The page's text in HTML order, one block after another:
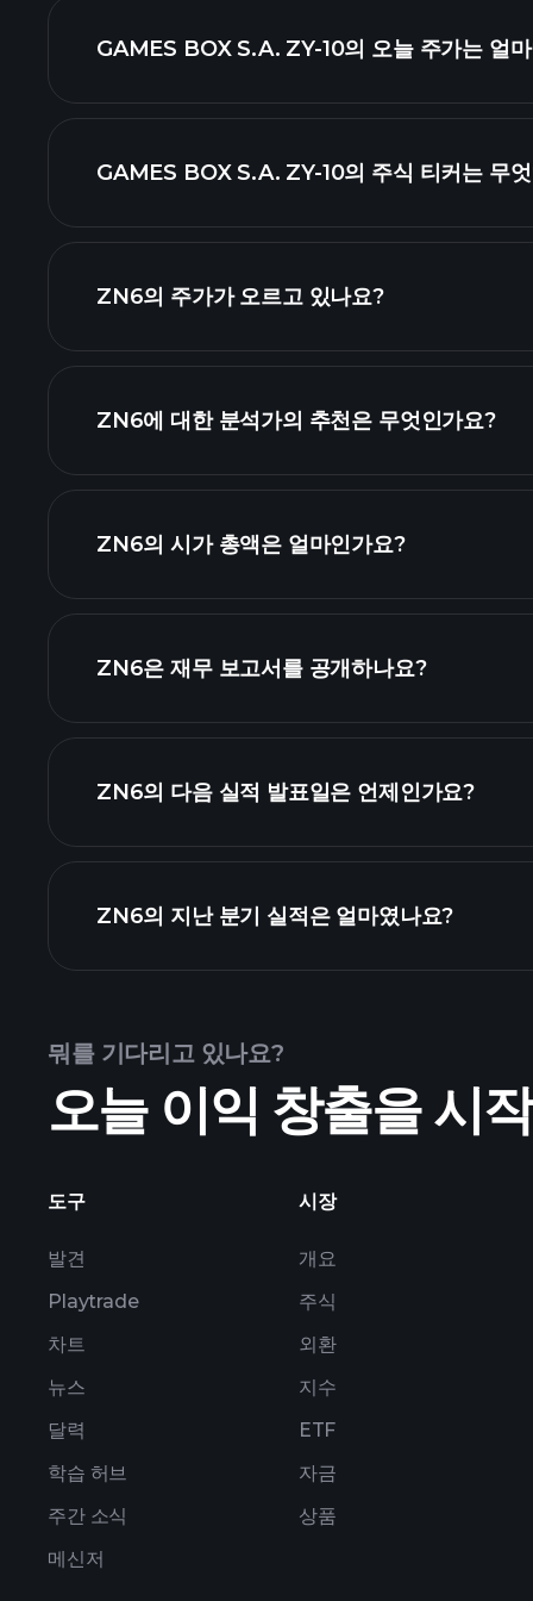
GAMES BOX S.A. ZY-10의 오늘 주가는 얼
GAMES BOX S.A. ZY-10의 주식 티커는 무
ZN6의 주가가 오르고 있나요?
ZN6에 대한 분석가의 추천은 무엇인가요?
ZN6의 시가 총액은 얼마인가요?
순위
ZN6은 재무 보고서를 공개하나요?
ZN6의 다음 실적 발표일은 언제인가요?
실적 캘린더
ZN6의 지난 분기 실적은 얼마였나요?
실적
뭐를 기다리고 있나요?
오늘 이익 창출을 시
도구
발견
Playtrade
차트
뉴스
달력
학습 허브
주간 소식
메신저
시장
개요
주식
외환
지수
ETF
자금
상품